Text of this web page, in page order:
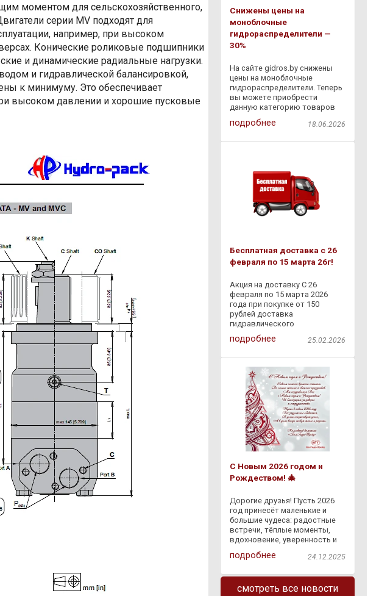
моментом для сельскохозяйственного,
серии MV подходят для
например, при высоком
Конические роликовые подшипники
и динамические радиальные нагрузки.
и гидравлической балансировкой,
к минимуму. Это обеспечивает
высоком давлении и хорошие пусковые
Снижены цены на
моноблочные
гидрораспределители —
30%
На сайте gidros.by снижены
цены на моноблочные
гидрораспределители. Теперь
вы можете приобрести
данную категорию товаров
со скидкой - 30% . Также с
18.06.2026 по 06.07.2026
подробнее 18.06.2026
Бесплатная доставка с 26
февраля по 15 марта 26г!
Акция на доставку С 26
февраля по 15 марта 2026
года при покупке от 150
рублей доставка
гидравлического
оборудования через
"Европочту" бесплатно по
платежом на ПВЗ "Европочты"
. Заказывайте
подробнее 25.02.2026
С Новым 2026 годом и
Рождеством! 🎄
Дорогие друзья! Пусть 2026
год принесёт маленькие и
большие чудеса: радостные
встречи, тёплые моменты,
вдохновение, уверенность и
светлые перемены. Пусть
сбывается задуманное, а
доброе — и в делах, и в жизни.
Спасибо, что
подробнее 24.12.2025
смотреть все новости